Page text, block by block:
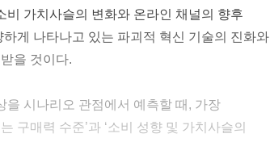
비 가치사슬의 변화와 온라인 채널의 향후
게 나타나고 있는 파괴적 혁신 기술의 진화와
을 것이다.
시나리오 관점에서 예측할 때, 가장
구매력 수준’과 ‘소비 성향 및 가치사슬의